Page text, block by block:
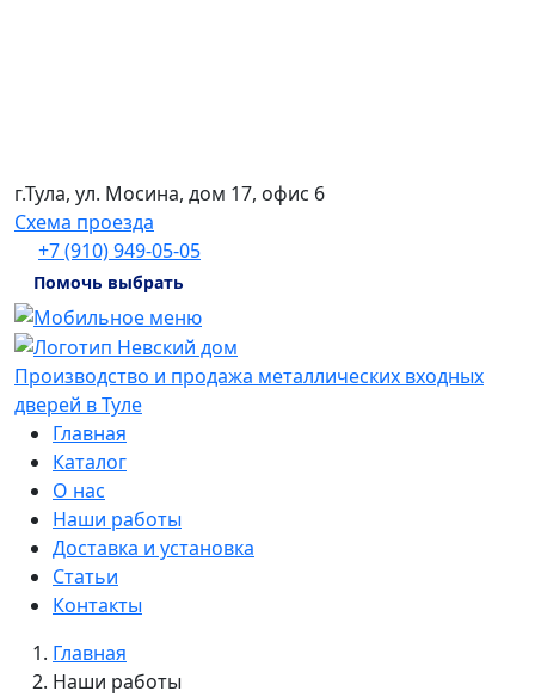
г.Тула, ул. Мосина, дом 17, офис 6
Схема проезда
+7 (910) 949-05-05
Помочь выбрать
Производство и продажа металлических входных
дверей в Туле
Главная
Каталог
О нас
Наши работы
Доставка и установка
Статьи
Контакты
Главная
Наши работы